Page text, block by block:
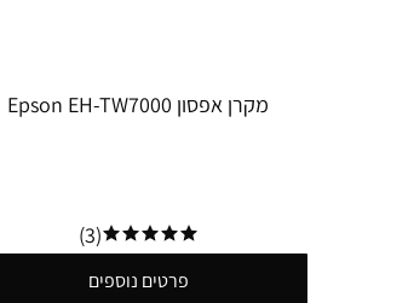
מקרן אפסון Epson EH-TW7000
(3)
פרטים נוספים